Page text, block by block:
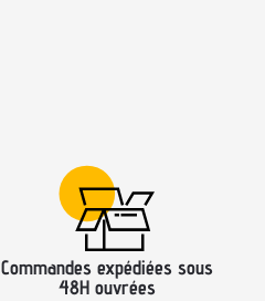
Commandes expédiées sous
48H ouvrées